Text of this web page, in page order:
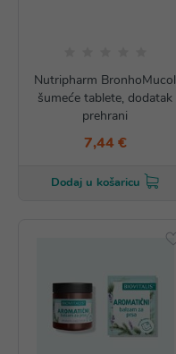
Nutripharm BronhoMucol
šumeće tablete, dodatak
prehrani
7,44 €
Dodaj u košaricu